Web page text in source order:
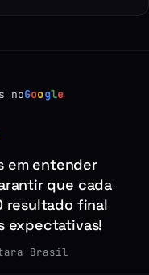
noGoogle
em entender
que cada
resultado final
expectativas!
Brasil